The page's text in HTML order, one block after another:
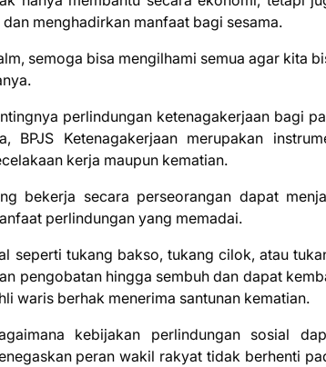
menghadirkan manfaat bagi sesama.
semoga bisa mengilhami semua agar kita
perlindungan ketenagakerjaan bagi
BPJS Ketenagakerjaan merupakan
kerja maupun kematian.
bekerja secara perseorangan dapat
perlindungan yang memadai.
seperti tukang bakso, tukang cilok, atau
pengobatan hingga sembuh dan dapat
waris berhak menerima santunan kematian.
kebijakan perlindungan sosial
peran wakil rakyat tidak berhenti